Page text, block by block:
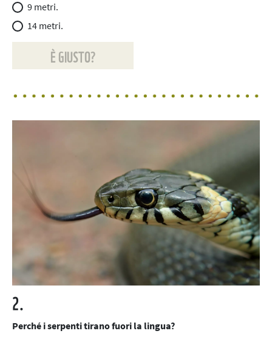
9 metri.
14 metri.
È GIUSTO?
2.
Perché i serpenti tirano fuori la lingua?